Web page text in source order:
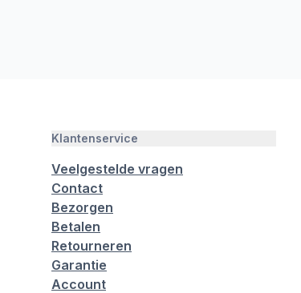
Klantenservice
Veelgestelde vragen
Contact
Bezorgen
Betalen
Retourneren
Garantie
Account